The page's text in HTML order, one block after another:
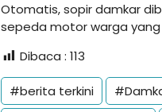
Otomatis, sopir damkar
sepeda motor warga
Dibaca : 113
#berita terkini